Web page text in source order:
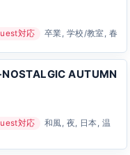
対応 卒業, 学校/教室, 春
AUTUMN
対応
和風, 夜, 日本, 温